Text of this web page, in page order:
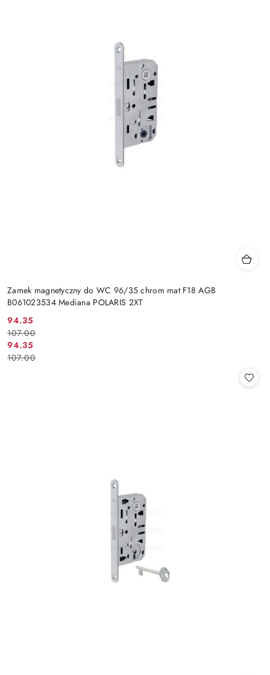
Zamek magnetyczny do WC 96/35 chrom mat F18 AGB
B061023534 Mediana POLARIS 2XT
Cena
promocyjna:
94.35
Cena
przed
promocją:
107.00
Cena
promocyjna:
94.35
Cena
przed
107.00